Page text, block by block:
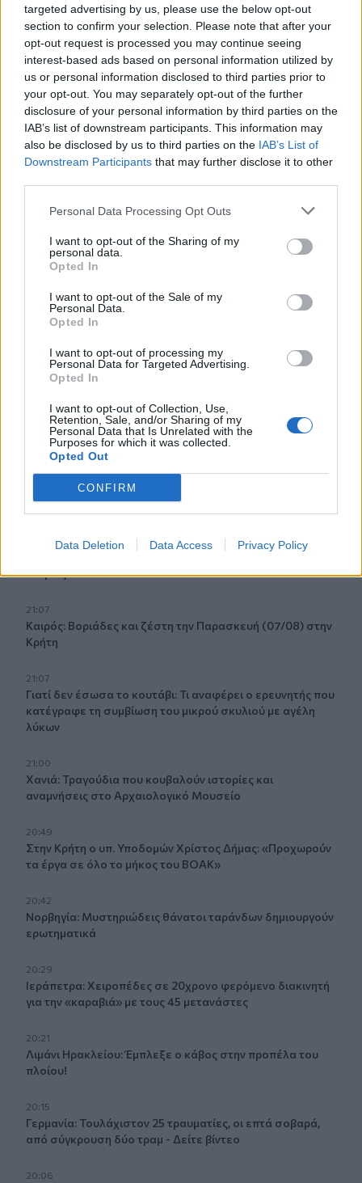
targeted advertising by us, please use the below opt-out
section to confirm your selection. Please note that after your
opt-out request is processed you may continue seeing
interest-based ads based on personal information utilized by
us or personal information disclosed to third parties prior to
your opt-out. You may separately opt-out of the further
disclosure of your personal information by third parties on the
IAB’s list of downstream participants. This information may
also be disclosed by us to third parties on the IAB’s List of
Downstream Participants that may further disclose it to other
Personal Data Processing Opt Outs
I want to opt-out of the Sharing of my
personal data.
Opted In
I want to opt-out of the Sale of my
Personal Data.
Opted In
I want to opt-out of processing my
Personal Data for Targeted Advertising.
Opted In
I want to opt-out of Collection, Use,
Retention, Sale, and/or Sharing of my
Personal Data that Is Unrelated with the
Purposes for which it was collected.
Opted Out
CONFIRM
Data Deletion Data Access Privacy Policy
έγραψα αυτό το τραγούδι»
22:14
Ξεκινούν τα δοκιμαστικά δρομολόγια της επέκτασης του
Μετρό Θεσσαλονίκης
22:05
Τζόκερ: Αυτοί είναι οι τυχεροί αριθμοί που κερδίζουν
πάνω από 2 εκατ. ευρώ
Δαμασκό – Τουλάχιστον 2 νεκροί και 13 τραυματίες
Απίστευτο περιστατικό σε αγώνα μπέιζμπολ: Μπαστούνι
- Δείτε βίντεο
Γκουτέρες: Άμεσος τερματισμός των επιθέσεων κατά
αμάχων σε Ουκρανία και Ρωσία
Αδιάκοπες οι ροές μεταναστών στην Κρήτη: Νέα
«καραβιά» στον Τσούτσουρα
21:15
Μουσική λαϊκή βραδιά στο Πάρκο Κνωσού την
Παρασκευή 7 Αυγούστου
Σόφιας
21:07
Καιρός: Βοριάδες και ζέστη την Παρασκευή (07/08) στην
Κρήτη
21:07
Γιατί δεν έσωσα το κουτάβι: Τι αναφέρει ο ερευνητής που
κατέγραφε τη συμβίωση του μικρού σκυλιού με αγέλη
λύκων
21:00
Χανιά: Τραγούδια που κουβαλούν ιστορίες και
αναμνήσεις στο Αρχαιολογικό Μουσείο
20:49
Στην Κρήτη ο υπ. Υποδομών Χρίστος Δήμας: «Προχωρούν
τα έργα σε όλο το μήκος του ΒΟΑΚ»
20:42
Νορβηγία: Μυστηριώδεις θάνατοι ταράνδων δημιουργούν
ερωτηματικά
20:29
Ιεράπετρα: Χειροπέδες σε 20χρονο φερόμενο διακινητή
για την «καραβιά» με τους 45 μετανάστες
20:21
Λιμάνι Ηρακλείου: Έμπλεξε ο κάβος στην προπέλα του
πλοίου!
20:15
Γερμανία: Τουλάχιστον 25 τραυματίες, οι επτά σοβαρά,
από σύγκρουση δύο τραμ - Δείτε βίντεο
20:06